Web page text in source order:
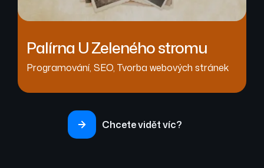
Palírna U Zeleného stromu
Programování, SEO, Tvorba webových stránek
Chcete vidět víc?